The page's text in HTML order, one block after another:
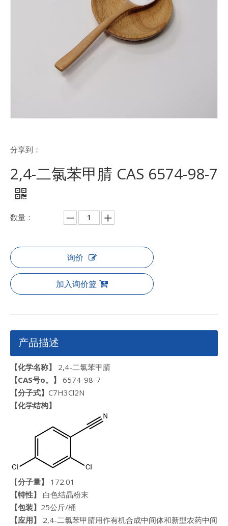
分享到：
2,4-二氯苯甲腈 CAS 6574-98-7
数量：
询价
加入询价篮
产品描述
【化学名称】
2,4-二氯苯甲腈
【CAS号o。 】
6574-98-7
【分子式】 C7H3Cl2N
【化学结构】
【分子量】
172.01
【特性】
白色结晶粉末
【包装】 25公斤/桶
【应用】
2,4-二氯苯甲腈用作有机合成中间体和新型农药中间